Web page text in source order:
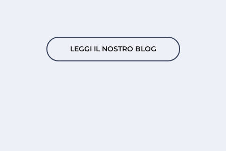
LEGGI IL NOSTRO BLOG